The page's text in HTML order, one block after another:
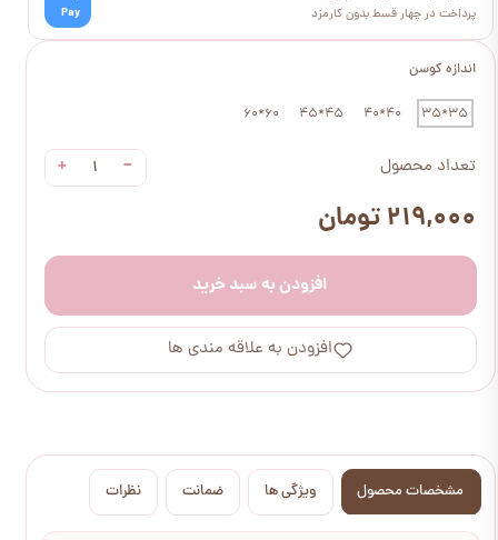
اندازه کوسن
35*35
40*40
45*45
60*60
تعداد محصول −
+
۲۱۹,۰۰۰ تومان
افزودن به سبد خرید
افزودن به علاقه مندی ها
پرداخت در چهار قسط بدون کارمزد
Pay
مشخصات محصول ویژگی ها ضمانت نظرات